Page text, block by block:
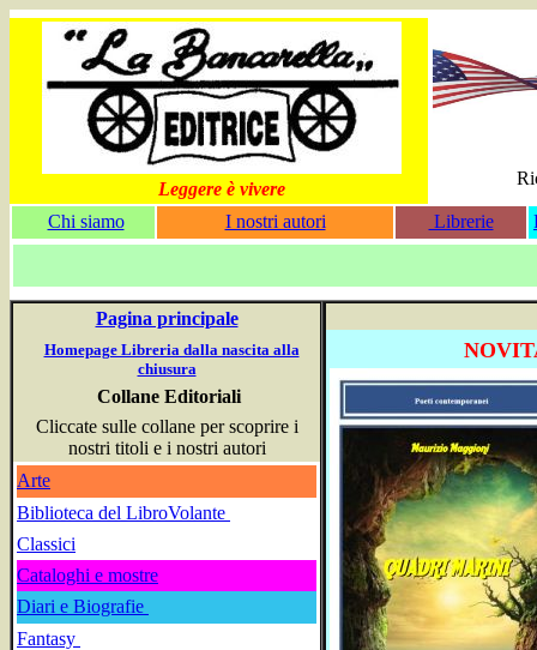
Leggere è vivere
Chi siamo I nostri autori Librerie
Pagina principale
Homepage Libreria dalla nascita alla
chiusura
Collane Editoriali
Cliccate sulle collane per scoprire i
nostri titoli e i nostri autori
Arte
Biblioteca del LibroVolante
Classici
Cataloghi e mostre
Diari e Biografie
Fantasy